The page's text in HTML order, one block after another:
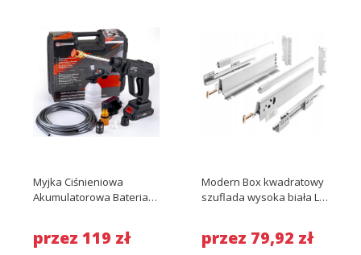
Myjka Ciśnieniowa
Akumulatorowa Bateria
przez 119 zł
Modern Box kwadratowy
szuflada wysoka biała L-
przez 79,92 zł